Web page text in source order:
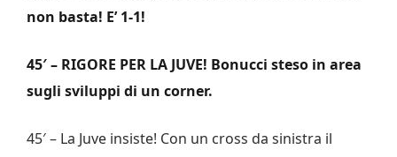
non basta! E’ 1-1!
45′ – RIGORE PER LA JUVE! Bonucci steso in area
sugli sviluppi di un corner.
45′ – La Juve insiste! Con un cross da sinistra il